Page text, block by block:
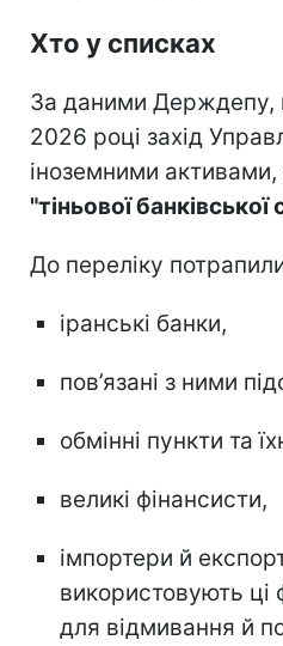
Хто у списках
За даними Держдепу,
2026 році захід
іноземними
"тіньової
До переліку
іранські банки,
пов’язані з ними
обмінні пункти та
великі фінансисти,
імпортери й
використовують ці
для відмивання й